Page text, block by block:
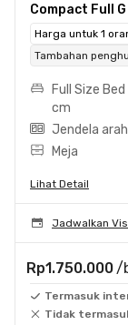
Compact Full G
Harga untuk 1
Tambahan
Full Size
cm
Jendela
Meja
Lihat Detail
Jadwalkan
Rp1.750.000 /
Termasuk
Tidak